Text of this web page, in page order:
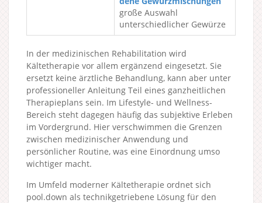
große Auswahl
unterschiedlicher Gewürze
In der medizinischen Rehabilitation wird
Kältetherapie vor allem ergänzend eingesetzt. Sie
ersetzt keine ärztliche Behandlung, kann aber unter
professioneller Anleitung Teil eines ganzheitlichen
Therapieplans sein. Im Lifestyle- und Wellness-
Bereich steht dagegen häufig das subjektive Erleben
im Vordergrund. Hier verschwimmen die Grenzen
zwischen medizinischer Anwendung und
persönlicher Routine, was eine Einordnung umso
wichtiger macht.
Im Umfeld moderner Kältetherapie ordnet sich
pool.down als technikgetriebene Lösung für den